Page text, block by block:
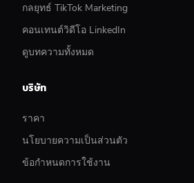
กลยุทธ์ TikTok Marketing
คอนเทนต์วิดีโอ LinkedIn
ดูบทความทั้งหมด
บริษัท
ราคา
นโยบายความเป็นส่วนตัว
ข้อกำหนดการใช้งาน